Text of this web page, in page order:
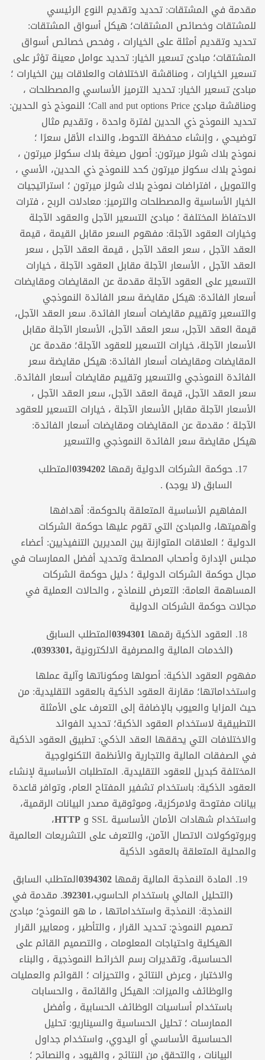
مقدمة في المشتقات: تحديد وتقديم النوع الرئيسي
للمشتقات وخصائص المشتقات؛ هيكل أسواق المشتقات:
تحديد وتقديم أمثلة على الخيارات ، وفحص خصائص أسواق
المشتقات؛ مبادئ تسعير الخيار: تحديد عوامل معينة تؤثر على
تسعير الخيارات ، ومناقشة الاختلافات والعلاقات بين الخيارات ؛
مبادئ تسعير الخيار: تحديد الترميز الأساسي والمصطلحات ،
ومناقشة مبادئ Call and put options Price؛ النموذج ذو الحدين:
تحديد النموذج ذي الحدين لفترة واحدة ، وتقديم مثال
توضيحي ، وإنشاء محفظة التحوط، والنداء الأقل سعرًا ؛
نموذج بلاك شولز ميرتون: أصول صيغة بلاك سكولز ميرتون ،
نموذج بلاك سكولز ميرتون كحد للنموذج ذي الحدين، الأسي ،
والتمويل ، افتراضات نموذج بلاك شولز ميرتون ؛ استراتيجيات
الخيار الأساسية والمصطلحات والترميز: معادلات الربح ، فترات
الاحتفاظ المختلفة ؛ مبادئ التسعير الآجل والعقود الآجلة
وخيارات العقود الآجلة: مفهوم السعر مقابل القيمة ، قيمة
العقد الآجل ، سعر العقد الآجل ، قيمة العقد الآجل ، سعر
العقد الآجل ، الأسعار الآجلة مقابل العقود الآجلة ، خيارات
التسعير على العقود الآجلة مقدمة عن المقايضات ومقايضات
أسعار الفائدة: هيكل مقايضة سعر الفائدة النموذجي
والتسعير وتقييم مقايضات أسعار الفائدة. سعر العقد الآجل،
قيمة العقد الآجل، سعر العقد الآجل، الأسعار الآجلة مقابل
الأسعار الآجلة، خيارات التسعير للعقود الآجلة؛ مقدمة عن
المقايضات ومقايضات أسعار الفائدة: هيكل مقايضة سعر
الفائدة النموذجي والتسعير وتقييم مقايضات أسعار الفائدة.
سعر العقد الآجل، قيمة العقد الآجل، سعر العقد الآجل ،
الأسعار الآجلة مقابل الأسعار الآجلة ، خيارات التسعير للعقود
الآجلة ؛ مقدمة عن المقايضات ومقايضات أسعار الفائدة:
هيكل مقايضة سعر الفائدة النموذجي والتسعير
حوكمة الشركات الدولية رقمها0394202المتطلب
السابق (لا يوجد).
المفاهيم الأساسية المتعلقة بالحوكمة: أهدافها
وأهميتها، والمبادئ التي تقوم عليها حوكمة الشركات
الدولية ؛ العلاقات المتوازنة بين المديرين التنفيذيين: أعضاء
مجلس الإدارة وأصحاب المصلحة وتحديد أفضل الممارسات في
مجال حوكمة الشركات الدولية ؛ دليل حوكمة الشركات
المساهمة العامة: التعرض للنماذج ، والحالات العملية في
مجالات حوكمة الشركات الدولية
العقود الذكية رقمها 0394301المتطلب السابق
(الخدمات المالية والمصرفية الالكترونية ,0393301
).
مفهوم العقود الذكية: أصولها ومكوناتها وآلية عملها
واستخداماتها؛ مقارنة العقود الذكية بالعقود التقليدية: من
حيث المزايا والعيوب بالإضافة إلى التعرف على الأمثلة
التطبيقية لاستخدام العقود الذكية؛ تحديد الفوائد
والاختلافات التي يحققها العقد الذكي: تطبيق العقود الذكية
في الصفقات المالية والتجارية والأنظمة التكنولوجية
المختلفة كبديل للعقود التقليدية. المتطلبات الأساسية لإنشاء
العقود الذكية: باستخدام تشفير المفتاح العام، وتوافر قاعدة
بيانات مفتوحة ولامركزية، وموثوقية مصدر البيانات الرقمية،
واستخدام شهادات الأمان الأساسية SSL و
HTTP،
وبروتوكولات الاتصال الآمن، والتعرف على التشريعات العالمية
والمحلية المتعلقة بالعقود الذكية
المادة النمذجة المالية رقمها0394302المتطلب السابق
(التحليل المالي باستخدام الحاسوب،392301. مقدمة في
النمذجة: النمذجة واستخداماتها ، ما هو النموذج؛ مبادئ
تصميم النموذج: تحديد القرار ، والتأطير ، ومعايير القرار
الهيكلية واحتياجات المعلومات ، والتصميم القائم على
الحساسية، وتقديرات رسم الخرائط النموذجية ، والبناء
والاختبار ، وعرض النتائج ، والتحيزات ؛ القوائم والعمليات
والوظائف والميزات: الهيكل والقائمة ، والحسابات
باستخدام أساسيات الوظائف الحسابية ، وأفضل
الممارسات ؛ تحليل الحساسية والسيناريو: تحليل
الحساسية الأساسي أو اليدوي، واستخدام جداول
البيانات ، والتحقق من النتائج ، والقيود ، والنصائح ؛